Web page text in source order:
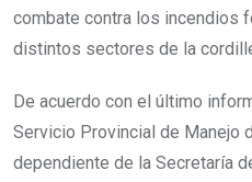
combate contra los incendios
distintos sectores de la
De acuerdo con el último
Servicio Provincial de Manejo
dependiente de la Secretaría